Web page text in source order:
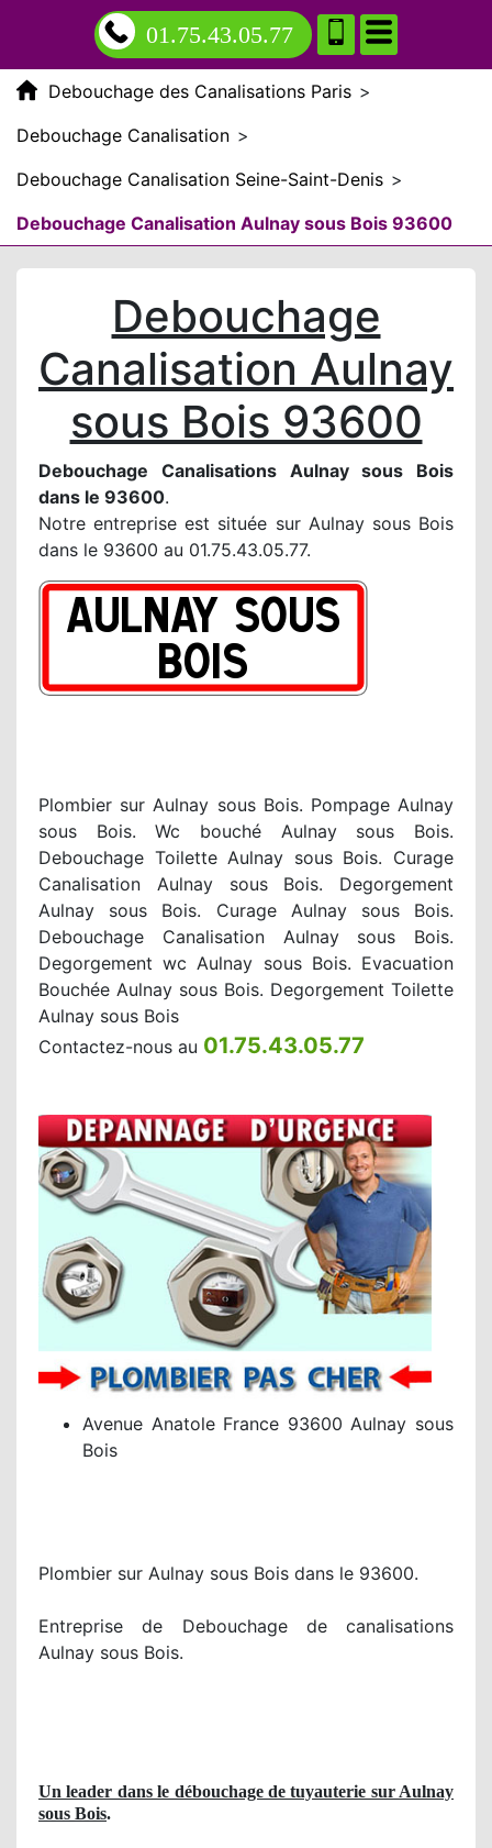
01.75.43.05.77
Debouchage des Canalisations Paris >
Debouchage Canalisation >
Debouchage Canalisation Seine-Saint-Denis >
Debouchage Canalisation Aulnay sous Bois 93600
Debouchage
Canalisation Aulnay
sous Bois 93600
Debouchage Canalisations Aulnay sous Bois
dans le 93600.
Notre entreprise est située sur Aulnay sous Bois
dans le 93600 au 01.75.43.05.77.
Plombier sur Aulnay sous Bois. Pompage Aulnay
sous Bois. Wc bouché Aulnay sous Bois.
Debouchage Toilette Aulnay sous Bois. Curage
Canalisation Aulnay sous Bois. Degorgement
Aulnay sous Bois. Curage Aulnay sous Bois.
Debouchage Canalisation Aulnay sous Bois.
Degorgement wc Aulnay sous Bois. Evacuation
Bouchée Aulnay sous Bois. Degorgement Toilette
Aulnay sous Bois
Contactez-nous au 01.75.43.05.77
Avenue Anatole France 93600 Aulnay sous
Bois
Plombier sur Aulnay sous Bois dans le 93600.
Entreprise de Debouchage de canalisations
Aulnay sous Bois.
Un leader dans le débouchage de tuyauterie sur Aulnay
sous Bois.